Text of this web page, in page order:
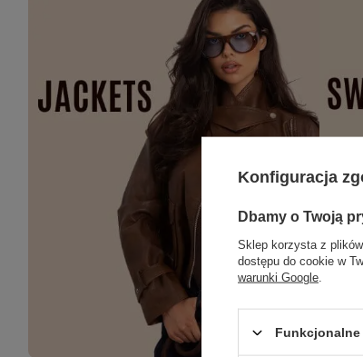
Konfiguracja
Dbamy o Twoją
Sklep korzysta z
dostępu do cookie w
warunki Google